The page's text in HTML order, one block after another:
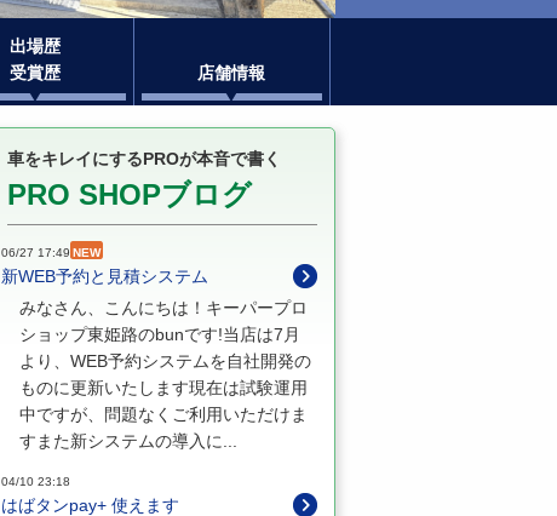
出場歴
受賞歴
店舗情報
車をキレイにするPROが本音で書く
PRO SHOPブログ
06/27 17:49 NEW
新WEB予約と見積システム
みなさん、こんにちは！キーパープロ
ショップ東姫路のbunです!当店は7月
より、WEB予約システムを自社開発の
ものに更新いたします現在は試験運用
中ですが、問題なくご利用いただけま
すまた新システムの導入に...
04/10 23:18
はばタンpay+ 使えます